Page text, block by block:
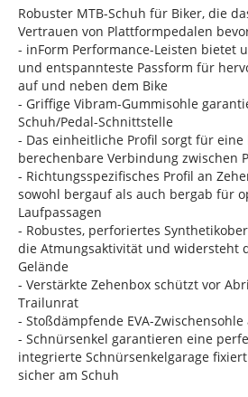
Robuster MTB-Schuh für Biker, die
Vertrauen von Plattformpedalen
- inForm Performance-Leisten bietet
und entspannteste Passform für
auf und neben dem Bike
- Griffige Vibram-Gummisohle
Schuh/Pedal-Schnittstelle
- Das einheitliche Profil sorgt für eine
berechenbare Verbindung zwischen
- Richtungsspezifisches Profil an
sowohl bergauf als auch bergab für
Laufpassagen
- Robustes, perforiertes
die Atmungsaktivität und widersteht
Gelände
- Verstärkte Zehenbox schützt vor
Trailunrat
- Stoßdämpfende EVA-
- Schnürsenkel garantieren eine
integrierte Schnürsenkelgarage
sicher am Schuh